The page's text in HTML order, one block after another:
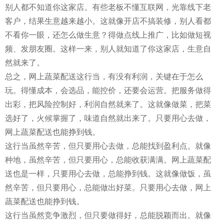
别人都不知道你这家店。有些老板不懂互联网，光靠线下老
客户，结果生意越来越小。这就像开店不搞装修，别人看都
不看你一眼，还怎么做生意？得做点线上推广，比如做短视
频、发朋友圈。这样一来，别人就知道了你这家店，生意自
然就来了。
总之，网上蔬菜配送这行当，有没有利润，关键在于怎么
玩。得懂成本，会选品，能控价，还要会运营。把服务做得
出彩，把风险控制好，利润自然就来了。这就像做菜，把菜
选好了，火候掌握了，味道自然就出来了。只要用心去做，
网上蔬菜配送也能挣到钱。
这行当虽然辛苦，但只要用心去做，总能找到盈利点。就像
种地，虽然辛苦，但只要用心，总能收获满满。网上蔬菜配
送也是一样，只要用心去做，总能挣到钱。这就像做饭，虽
然辛苦，但只要用心，总能做出好菜。只要用心去做，网上
蔬菜配送也能挣到钱。
这行当虽然竞争激烈，但只要做得好，总能脱颖而出。就像